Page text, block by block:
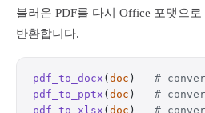
불러온 PDF를 다시 Office 포맷으
반환합니다.
pdf_to_docx ( doc ) #
pdf_to_pptx ( doc ) #
pdf_to_xlsx ( doc ) #